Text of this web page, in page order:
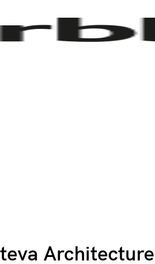
Architecture